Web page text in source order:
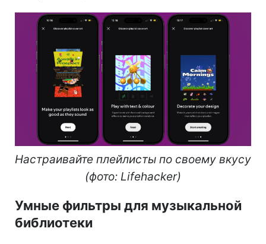
Настраивайте плейлисты по своему вкусу
(фото: Lifehacker)
Умные фильтры для музыкальной
библиотеки